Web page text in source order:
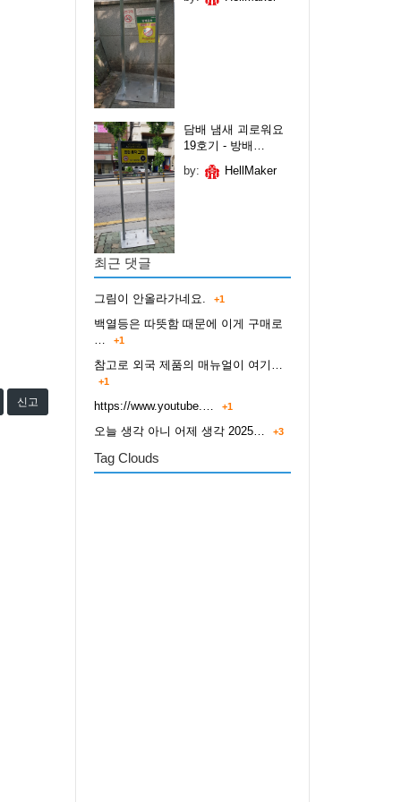
신고
담배 냄새 괴로워요
19호기 - 방배…
by:
HellMaker
최근 댓글
그림이 안올라가네요. +1
백열등은 따뜻함 때문에 이게 구매로
…
+1
참고로 외국 제품의 매뉴얼이 여기…
+1
https://www.youtube.… +1
오늘 생각 아니 어제 생각 2025… +3
Tag Clouds